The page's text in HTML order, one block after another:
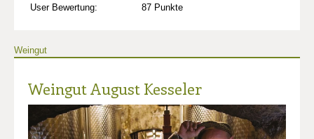
User Bewertung:
87 Punkte
Weingut
Weingut August Kesseler